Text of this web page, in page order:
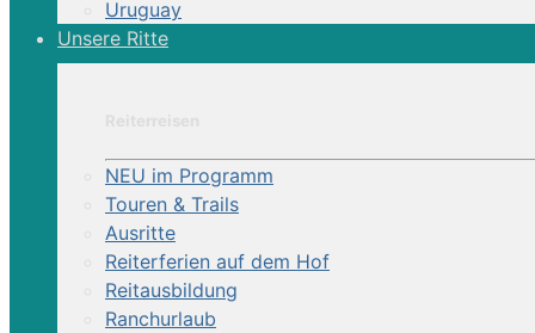
Uruguay
Unsere Ritte
NEU im Programm
Touren & Trails
Ausritte
Reiterferien auf dem Hof
Reitausbildung
Ranchurlaub
startseite
pegasus
balt_pol_cez
Reittour | Ostsee-Trail
Reiten durch Pommerns weite Landschaften